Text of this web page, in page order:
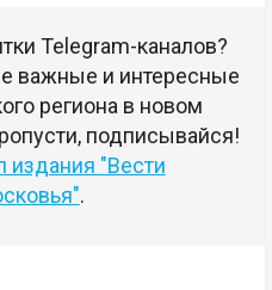
Telegram-каналов?
важные и интересные
региона в новом
подписывайся!
издания "Вести
.